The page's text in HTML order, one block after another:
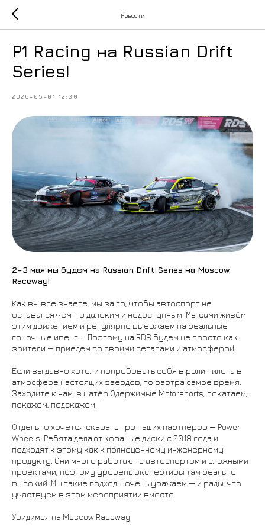
Новости
P1 Racing на Russian Drift
Series!
2026-05-01 12:30
2–3 мая мы будем на Russian Drift Series на Moscow
Raceway!
Как вы все знаете, мы за то, чтобы автоспорт не
оставался чем-то далеким и недоступным. Мы сами живём
этим движением и регулярно выезжаем на реальные
гоночные ивенты. Поэтому на RDS будем не просто как
зрители — приедем со своими сетапами и атмосферой.
Если вы давно хотели попробовать себя в роли пилота в
атмосфере настоящих заездов, то завтра самое время.
Заходите к нам, в шатёр Одержимые Motorsports, покатаем,
покажем, подскажем.
Отдельно хочется сказать про наших партнёров — Power
Wheels. Ребята делают кованые диски с 2018 года и
подходят к этому как к полноценному инженерному
продукту. Они много работают с автоспортом и сложными
проектами, поэтому уровень экспертизы там реально
высокий. Мы такие подходы очень уважаем — и рады, что
участвуем в этом мероприятии вместе.
Увидимся на Moscow Raceway!